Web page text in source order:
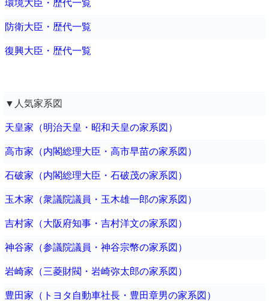
環境大臣・歴代一覧
防衛大臣・歴代一覧
復興大臣・歴代一覧
▼人気家系図
天皇家（明治天皇・昭和天皇の家系図）
高市家（内閣総理大臣・高市早苗の家系図）
石破家（内閣総理大臣・石破茂の家系図）
玉木家（衆議院議員・玉木雄一郎の家系図）
吉村家（大阪府知事・吉村洋文の家系図）
神谷家（参議院議員・神谷宗幣の家系図）
岩崎家（三菱財閥・岩崎弥太郎の家系図）
豊田家（トヨタ自動車社長・豊田章男の家系図）